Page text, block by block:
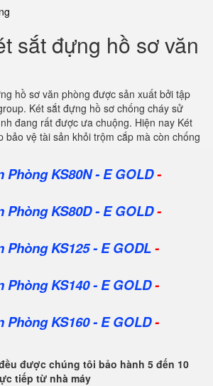
sắt đựng hồ sơ văn
hồ sơ văn phòng được sản xuất bởi tập
Két sắt đựng hồ sơ chống cháy sử
đang rất được ưa chuộng. Hiện nay Két
bảo vệ tài sản khỏi trộm cắp mà còn chống
Phòng KS80N - E GOLD-
Phòng KS80D - E GOLD-
Phòng KS125 - E GODL-
Phòng KS140 - E GOLD-
Phòng KS160 - E GOLD-
được chúng tôi bảo hành 5 đến 10
tiếp từ nhà máy